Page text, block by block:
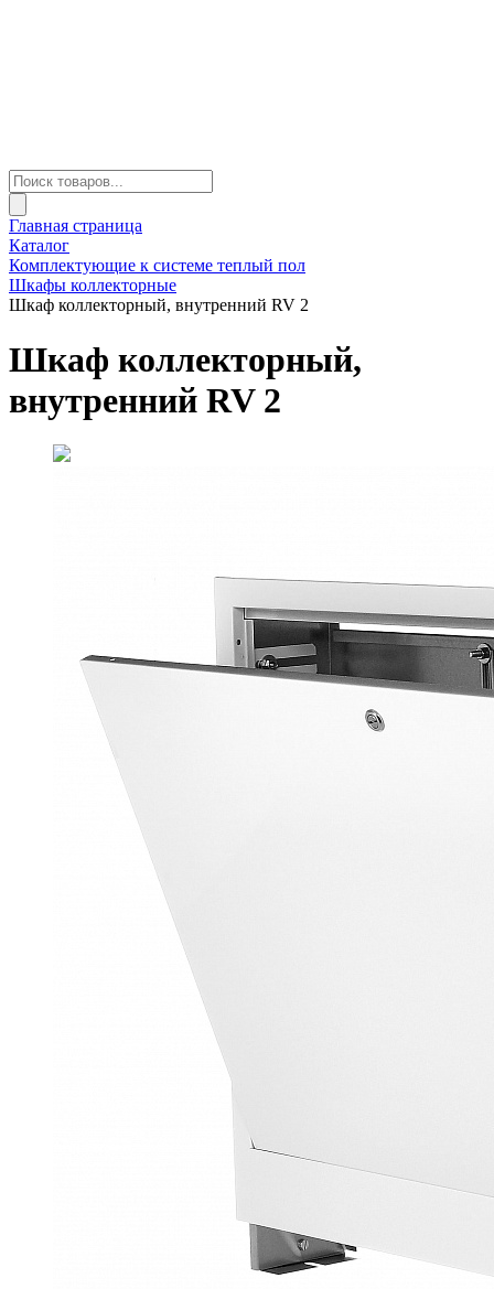
Главная страница
Каталог
Комплектующие к системе теплый пол
Шкафы коллекторные
Шкаф коллекторный, внутренний RV 2
Шкаф коллекторный,
внутренний RV 2